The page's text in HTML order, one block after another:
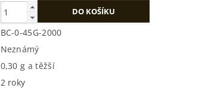
BC-0-45G-2000
Neznámý
0,30 g a těžší
2 roky